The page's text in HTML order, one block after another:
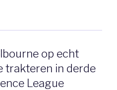
op echt
trakteren in derde
League